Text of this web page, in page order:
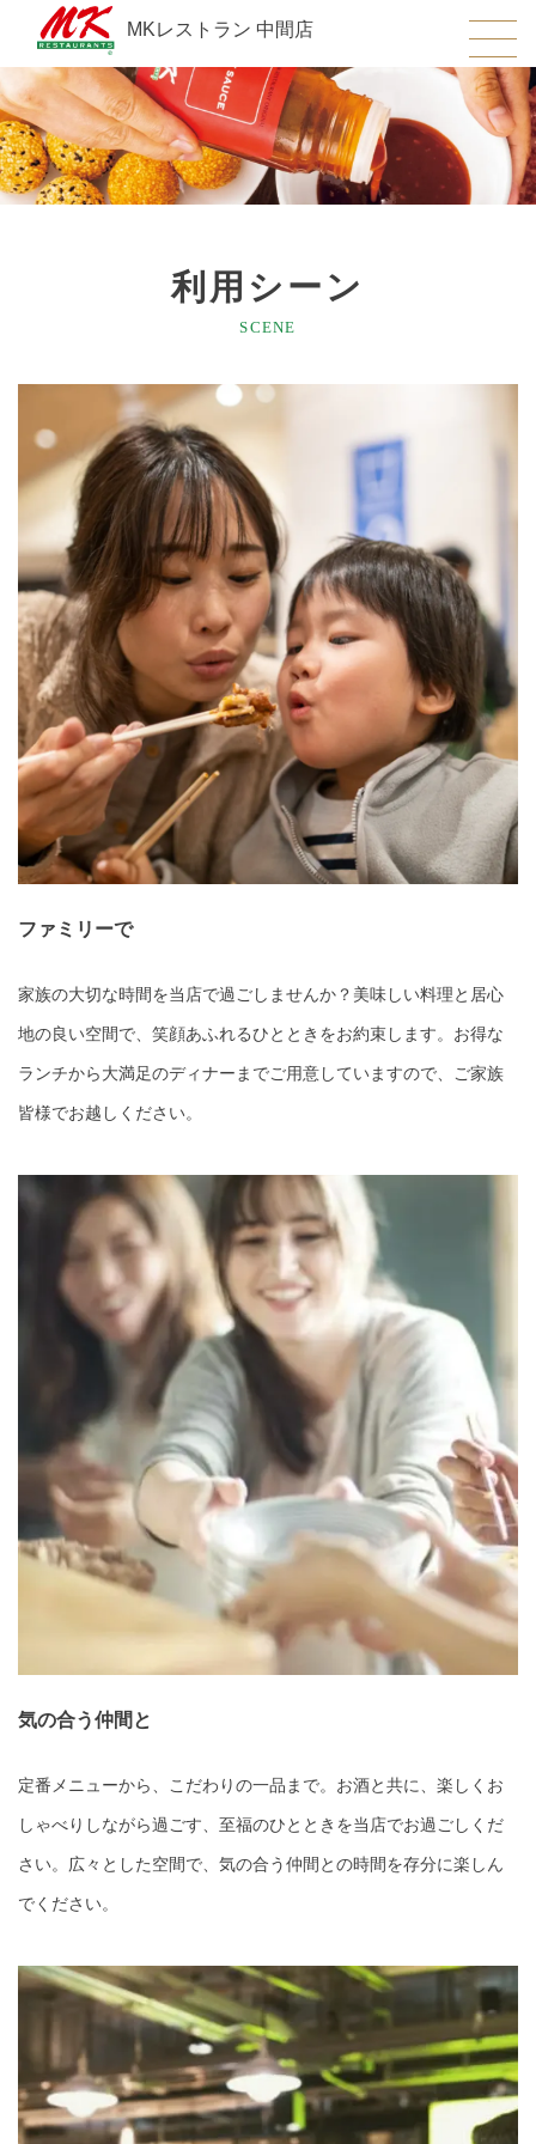
MKレストラン 中間店
利用シーン
SCENE
ファミリーで
家族の大切な時間を当店で過ごしませんか？美味しい料理と居心
地の良い空間で、笑顔あふれるひとときをお約束します。お得な
ランチから大満足のディナーまでご用意していますので、ご家族
皆様でお越しください。
気の合う仲間と
定番メニューから、こだわりの一品まで。お酒と共に、楽しくお
しゃべりしながら過ごす、至福のひとときを当店でお過ごしくだ
さい。広々とした空間で、気の合う仲間との時間を存分に楽しん
でください。